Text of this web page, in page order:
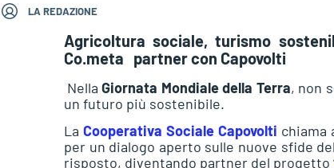
LA REDAZIONE
Agricoltura sociale, turismo
Co.meta partner con Capovolti
NellaGiornata Mondiale della Terra, non
un futuro più sostenibile.
La Cooperativa Sociale Capovolti chiama
per un dialogo aperto sulle nuove sfide
risposto, diventando partner del progetto